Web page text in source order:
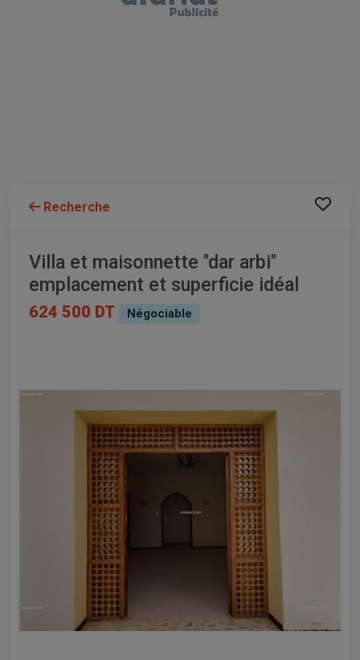
Recherche
Villa et maisonnette "dar arbi"
emplacement et superficie idéal
624 500 DT Négociable